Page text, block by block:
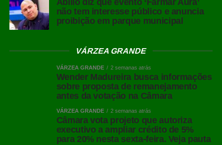
bonita, no caso de plantio de grama e ajardinamento
junto à Avenida Júlio Campos nesta semana. Tem serviço
acesso ao Campo Limpo e Pinguela.
Já quem trafega no trânsito da cidade tem visto que os
serviços são muitos, como na sinalização horizontal e
demarcação na Avenida dos Estudantes e acesso à
Avenida Alfredo de Castro, no Anel Viário. Na Avenida
dos Estudantes, também segue a implantação de tachas
de LED na ciclofaixa. Há ainda a implantação das placas
com nomes de ruas e avenidas nos semáforos locais e
Abilio diz que evento ‘Farmar Aura’
não tem interesse público e anuncia
proibição em parque municipal
VÁRZEA GRANDE
VÁRZEA GRANDE 2 semanas atrás
Wender Madureira busca informações
sobre proposta de remanejamento
antes da votação na Câmara
VÁRZEA GRANDE 2 semanas atrás
Câmara vota projeto que autoriza
executivo a ampliar crédito de 5%
para 20% nesta sexta-feira. Veja pauta